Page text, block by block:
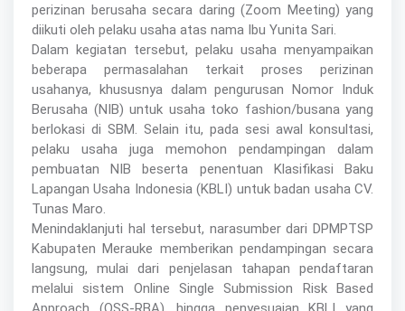
perizinan berusaha secara daring (Zoom Meeting) yang
diikuti oleh pelaku usaha atas nama Ibu Yunita Sari.
Dalam kegiatan tersebut, pelaku usaha menyampaikan
beberapa permasalahan terkait proses perizinan
usahanya, khususnya dalam pengurusan Nomor Induk
Berusaha (NIB) untuk usaha toko fashion/busana yang
berlokasi di SBM. Selain itu, pada sesi awal konsultasi,
pelaku usaha juga memohon pendampingan dalam
pembuatan NIB beserta penentuan Klasifikasi Baku
Lapangan Usaha Indonesia (KBLI) untuk badan usaha CV.
Tunas Maro.
Menindaklanjuti hal tersebut, narasumber dari DPMPTSP
Kabupaten Merauke memberikan pendampingan secara
langsung, mulai dari penjelasan tahapan pendaftaran
melalui sistem Online Single Submission Risk Based